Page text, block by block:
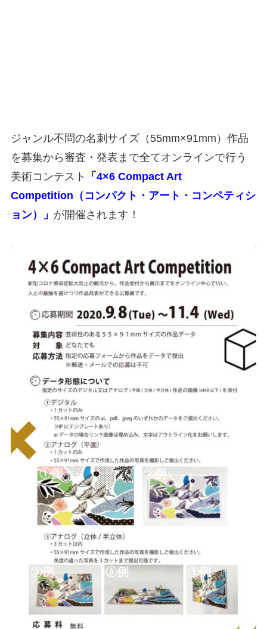
ジャンル不問の名刺サイズ（55mm×91mm）作品
を募集から審査・発表まで全てオンラインで行う
美術コンテスト
「4×6 Compact Art
Competition（コンパクト・アート・コンペティシ
ョン）」 が開催されます！